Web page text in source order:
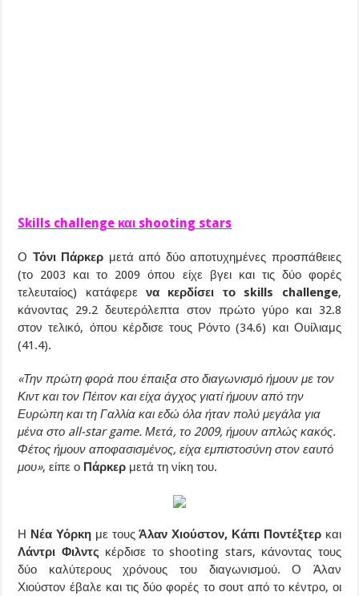
Skills challenge και shooting stars
Ο Τόνι Πάρκερ μετά από δύο αποτυχημένες προσπάθειες
(το 2003 και το 2009 όπου είχε βγει και τις δύο φορές
τελευταίος) κατάφερενα κερδίσει το skills challenge,
κάνοντας 29.2 δευτερόλεπτα στον πρώτο γύρο και 32.8
στον τελικό, όπου κέρδισε τους Ρόντο (34.6) και Ουίλιαμς
(41.4).
«Την πρώτη φορά που έπαιξα στο διαγωνισμό ήμουν με τον
Κιντ και τον Πέιτον και είχα άγχος γιατί ήμουν από την
Ευρώπη και τη Γαλλία και εδώ όλα ήταν πολύ μεγάλα για
μένα στο all-star game. Μετά, το 2009, ήμουν απλώς κακός.
Φέτος ήμουν αποφασισμένος, είχα εμπιστοσύνη στον εαυτό
μου», είπε ο Πάρκερ μετά τη νίκη του.
Η Νέα Υόρκημε τουςΆλαν Χιούστον, Κάπι Ποντέξτερ και
Λάντρι Φιλντς κέρδισε το shooting stars, κάνοντας τους
δύο καλύτερους χρόνους του διαγωνισμού. Ο Άλαν
Χιούστον έβαλε και τις δύο φορές το σουτ από το κέντρο, οι